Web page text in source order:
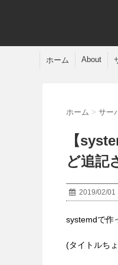
ホーム About
ホーム > サー
【
ど追記
2019/02/01
systemdで作
(タイトルち